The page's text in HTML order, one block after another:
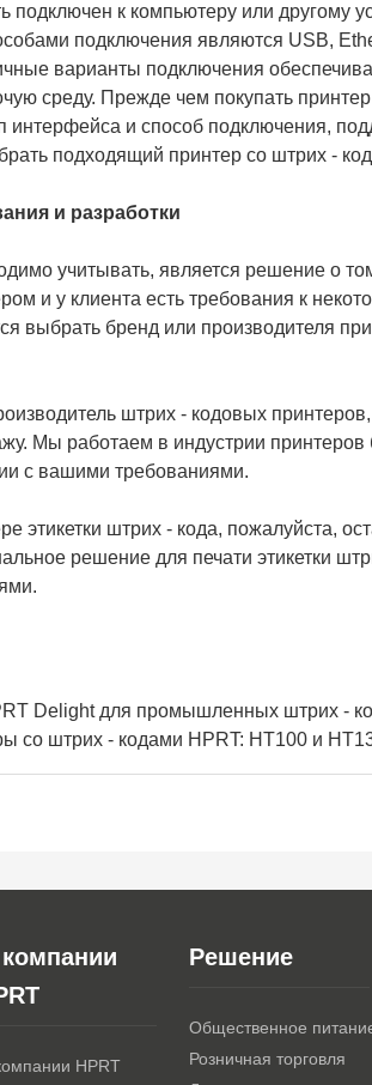
к компьютеру или другому
подключения являются USB,
варианты подключения
среду. Прежде чем покупать
интерфейса и способ подключения,
подходящий принтер со штрих -
и разработки
учитывать, является решение о
и у клиента есть требования к
выбрать бренд или производителя
штрих - кодовых
Мы работаем в индустрии
с вашими требованиями.
этикетки штрих - кода, пожалуйста,
решение для печати этикетки
Delight для промышленных штрих -
со штрих - кодами HPRT: HT100 и
HPRT
Решение
Общественное
Розничная торговля